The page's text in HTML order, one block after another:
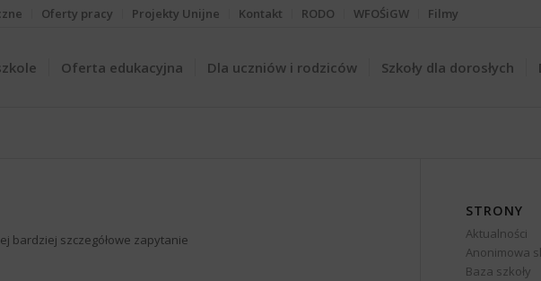
Oferty pracy Projekty Unijne Kontakt RODO WFOŚiGW Filmy
Oferta edukacyjna Dla uczniów i rodziców Szkoły dla dorosłych
bardziej szczegółowe zapytanie
STRONY
Aktualności
Anonimowa
Baza szkoły